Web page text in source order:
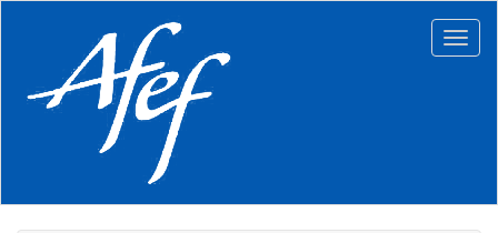
principal